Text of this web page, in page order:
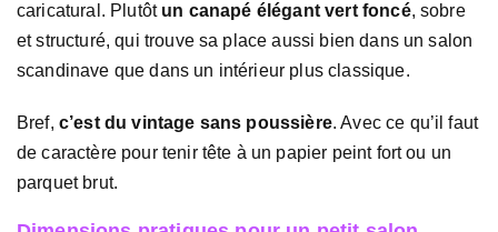
caricatural. Plutôt un canapé élégant vert foncé, sobre
et structuré, qui trouve sa place aussi bien dans un salon
scandinave que dans un intérieur plus classique.
Bref, c’est du vintage sans poussière. Avec ce qu’il faut
de caractère pour tenir tête à un papier peint fort ou un
parquet brut.